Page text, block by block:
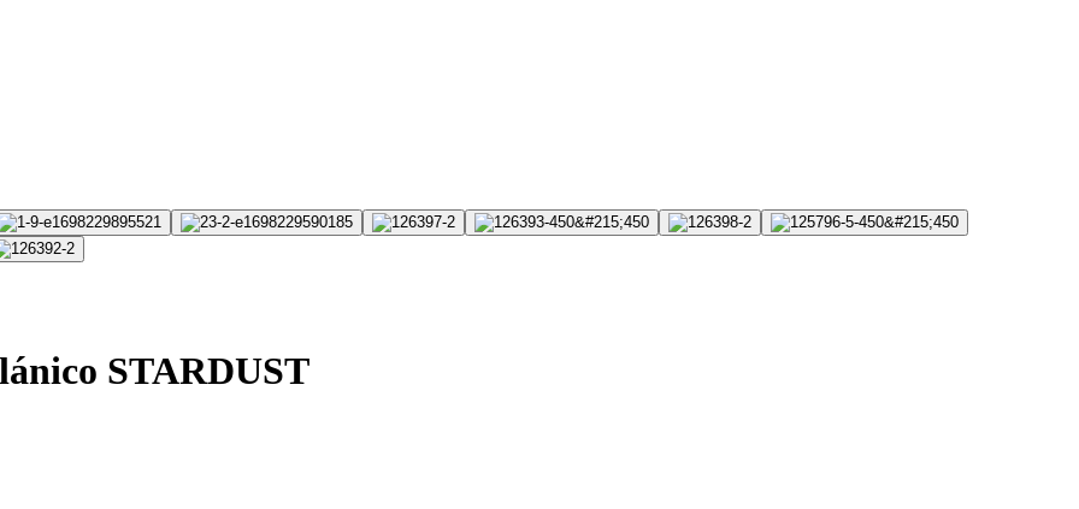
STARDUST